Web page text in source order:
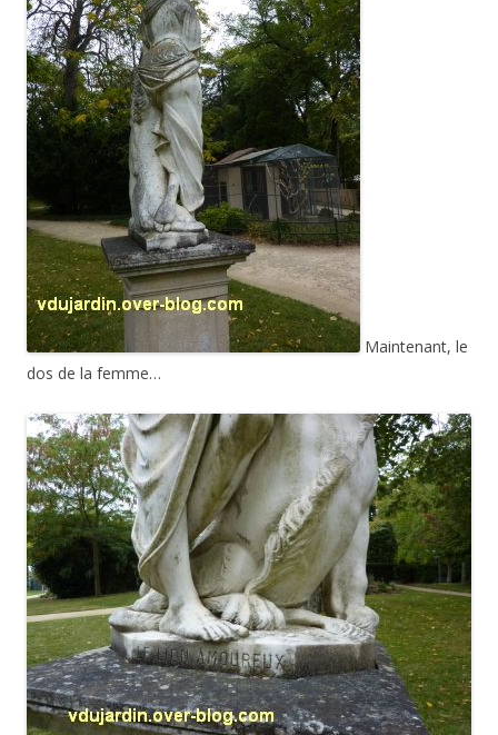
Maintenant, le
dos de la femme…